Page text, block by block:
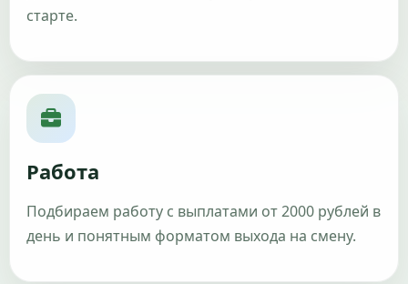
старте.
Работа
Подбираем работу с выплатами от 2000 рублей в
день и понятным форматом выхода на смену.